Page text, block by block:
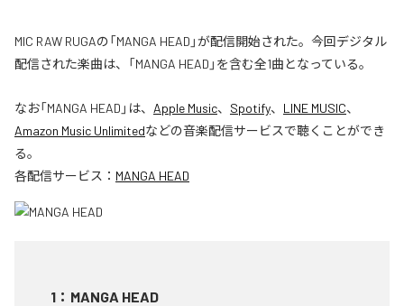
MIC RAW RUGAの「MANGA HEAD」が配信開始された。今回デジタル
配信された楽曲は、「MANGA HEAD」を含む全1曲となっている。
なお「MANGA HEAD 」は、 Apple Music、 Spotify、 LINE MUSIC、
Amazon Music Unlimitedなどの音楽配信サービスで聴くことができ
る。
各配信サービス： MANGA HEAD
1 ： MANGA HEAD